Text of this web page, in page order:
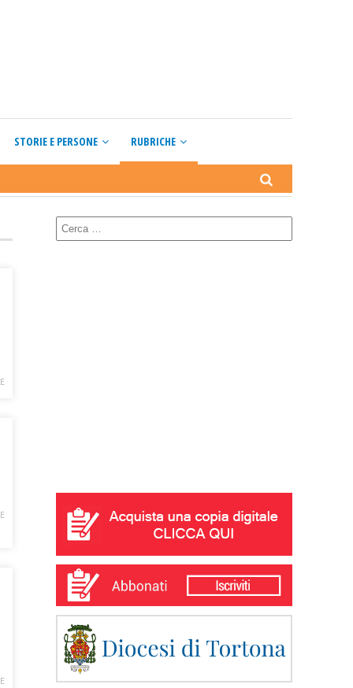
STORIE E PERSONE RUBRICHE